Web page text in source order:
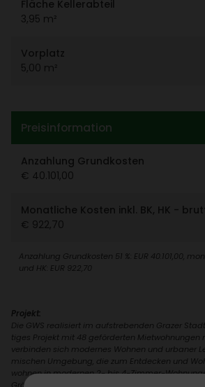
Fläche Keller­ab­teil
3,95 m²
Vorplatz
5,00 m²
Preis­in­for­ma­tion
Anzah­lung Grund­kosten
€ 40.101,00
Monat­liche Kosten inkl. BK, HK -
€ 922,70
Anzah­lung Grund­kosten 51 %: EUR 40.101,00,
und HK: EUR 922,70
Projekt:
Die GWS reali­siert im aufstre­benden Grazer
tiges Projekt mit 48 geför­derten Miet­woh­nungen
verbinden sich modernes Wohnen und urbaner
mi­schen Umge­bung, die zum Entde­cken und
wohnen in modernen 2- bis 4-Zimmer-